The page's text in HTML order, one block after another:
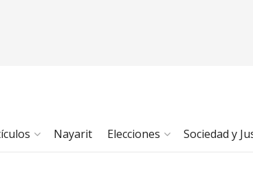
Nayarit Elecciones Sociedad y